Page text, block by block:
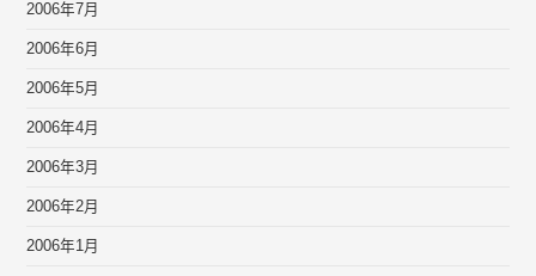
2006年7月
2006年6月
2006年5月
2006年4月
2006年3月
2006年2月
2006年1月